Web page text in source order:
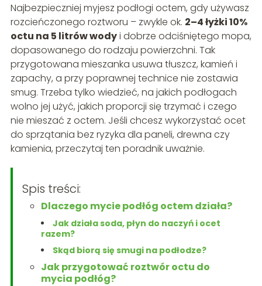
Najbezpieczniej myjesz podłogi octem, gdy używasz
rozcieńczonego roztworu – zwykle ok. 2–4 łyżki 10%
octu na 5 litrów wodyi dobrze odciśniętego mopa,
dopasowanego do rodzaju powierzchni. Tak
przygotowana mieszanka usuwa tłuszcz, kamień i
zapachy, a przy poprawnej technice nie zostawia
smug. Trzeba tylko wiedzieć, na jakich podłogach
wolno jej użyć, jakich proporcji się trzymać i czego
nie mieszać z octem. Jeśli chcesz wykorzystać ocet
do sprzątania bez ryzyka dla paneli, drewna czy
kamienia, przeczytaj ten poradnik uważnie.
Spis treści:
Dlaczego mycie podłóg octem działa?
Jak działa soda, płyn do naczyń i ocet
razem?
Skąd biorą się smugi na podłodze?
Jak przygotować roztwór octu do
mycia podłóg?